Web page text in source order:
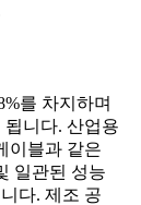
를 차지하며
니다. 산업용
이블과 같은
일관된 성능
다. 제조 공